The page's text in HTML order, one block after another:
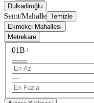
Dulkadiroğlu
Semt/Mahalle Temizle
Ekmekçi Mahallesi
Metrekare
01B+
—